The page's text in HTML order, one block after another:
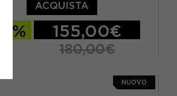
/ US 9 EUR 43 / US 9.5
ACQUISTA
155,00€
180,00€
NUOVO